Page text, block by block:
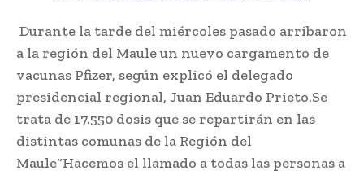
Durante la tarde del miércoles pasado arribaron
a la región del Maule un nuevo cargamento de
vacunas Pfizer, según explicó el delegado
presidencial regional, Juan Eduardo Prieto.Se
trata de 17.550 dosis que se repartirán en las
distintas comunas de la Región del
Maule“Hacemos el llamado a todas las personas a